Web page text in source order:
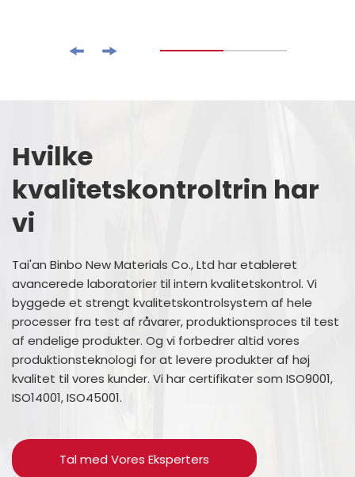
Hvilke
kvalitetskontroltrin har
vi
Tai'an Binbo New Materials Co., Ltd har etableret
avancerede laboratorier til intern kvalitetskontrol. Vi
byggede et strengt kvalitetskontrolsystem af hele
processer fra test af råvarer, produktionsproces til test
af endelige produkter. Og vi forbedrer altid vores
produktionsteknologi for at levere produkter af høj
kvalitet til vores kunder. Vi har certifikater som ISO9001,
ISO14001, ISO45001.
Tal med Vores Eksperters